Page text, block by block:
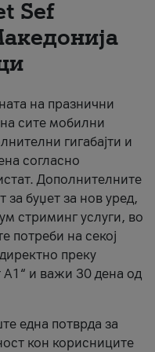
Sеf
на празнични
сите мобилни
гигабајти и
согласно
Дополнителните
за буџет за нов уред,
стриминг услуги, во
потреби на секој
преку
А1“ и важи 30 дена од
една потврда за
кон корисниците